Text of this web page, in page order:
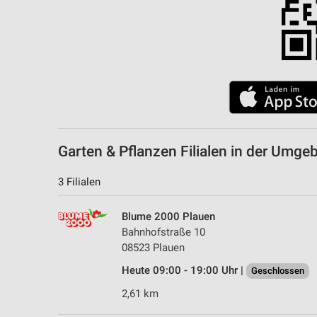
Garten & Pflanzen Filialen in der
3 Filialen
Blume 2000 Plauen
Bahnhofstraße 10
08523 Plauen
Heute 09:00 - 19:00 Uhr |
Geschlossen
2,61 km